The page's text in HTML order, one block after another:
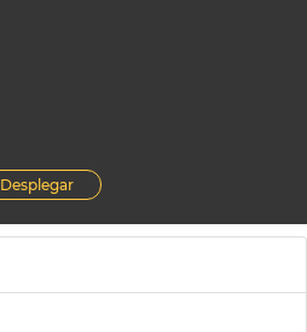
Desplegar